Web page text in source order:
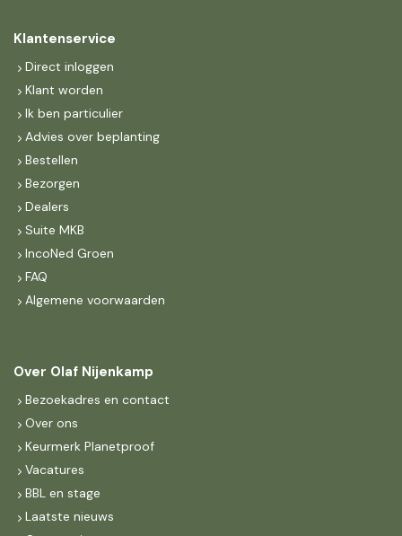
Klantenservice
Direct inloggen
Klant worden
Ik ben particulier
Advies over beplanting
Bestellen
Bezorgen
Dealers
Suite MKB
IncoNed Groen
FAQ
Algemene voorwaarden
Over Olaf Nijenkamp
Bezoekadres en contact
Over ons
Keurmerk Planetproof
Vacatures
BBL en stage
Laatste nieuws